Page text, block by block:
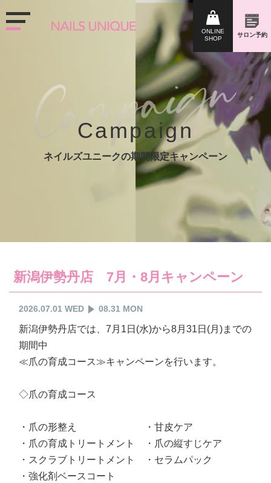
Campaign
ネイルズユニークの期間限定キャンペーン
新潟伊勢丹店 7月・8月キャンペーン
2026.07.01 WED 08.31 MON
新潟伊勢丹店では、7月1日(水)から8月31日(月)までの
期間中
≪爪の育成コース≫キャンペーンを行います。
◇爪の育成コース
・爪の形整え ・甘皮ケア
・爪の育成トリートメント ・爪の縦すじケア
・スクラブトリートメント ・セラムパック
・強化剤ベースコート